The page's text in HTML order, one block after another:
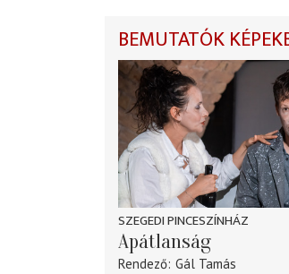
BEMUTATÓK
SZEGEDI PINCESZÍNHÁZ
Apátlanság
Rendező Gál Tamás